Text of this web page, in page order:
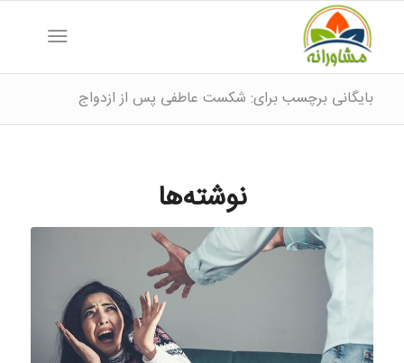
بایگانی برچسب برای: شکست عاطفی پس از ازدواج
نوشته‌ها